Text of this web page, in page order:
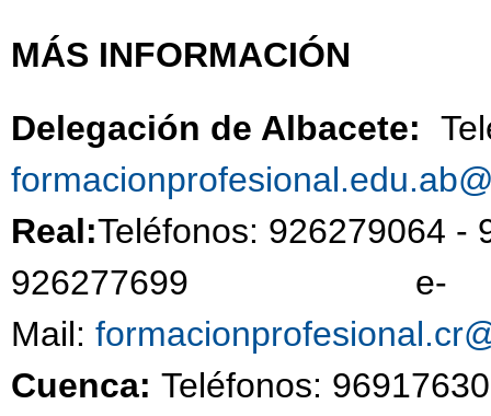
MÁS INFORMACIÓN
Delegación de Albacete:
Real:Teléfonos: 926279064 -
926277699 e-
Mail:
Cuenca: Teléfonos: